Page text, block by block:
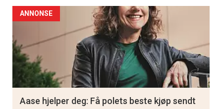
ANNONSE
Aase hjelper deg: Få polets beste kjøp sendt